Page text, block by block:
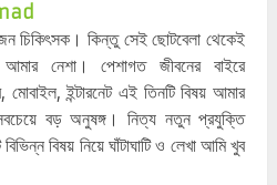
চিকিৎসক। কিন্তু সেই ছোটবেলা থেকেই
নেশা। পেশাগত জীবনের বাইরে
মোবাইল, ইন্টারনেট এই তিনটি বিষয় আমার
বড় অনুষঙ্গ। নিত্য নতুন প্রযুক্তি
বিভিন্ন বিষয় নিয়ে ঘাঁটাঘাটি ও লেখা আমি খুব